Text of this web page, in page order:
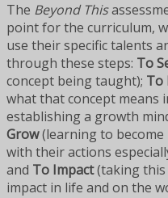
The Beyond This
point for the curriculum,
use their specific talents
through these steps: To
concept being taught); To
what that concept means
establishing a growth
Grow(learning to become
with their actions
and To Impact(taking this
impact in life and on the